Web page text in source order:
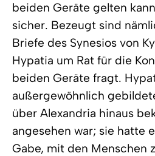
beiden Geräte gelten
sicher. Bezeugt sind
Briefe des Synesios von
Hypatia um Rat für die
beiden Geräte fragt.
außergewöhnlich
über Alexandria hinaus
angesehen war; sie hatte
Gabe, mit den Menschen